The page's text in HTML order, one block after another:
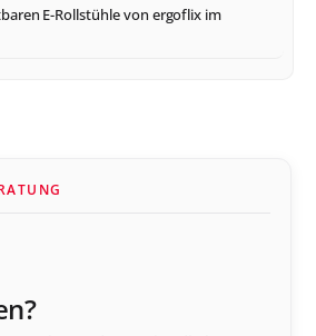
E-Rollstühle von ergoflix im